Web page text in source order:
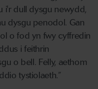
i'r dull dysgu newydd,
dysgu penodol. Gan
o fod yn fwy cyffredin
i feithrin
o bell. Felly, aethom
tystiolaeth.”